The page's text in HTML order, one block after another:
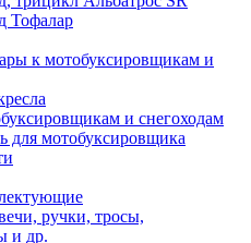
Тофалар
к мотобуксировщикам и
и снегоходам
для мотобуксировщика
ручки, тросы,
и др.